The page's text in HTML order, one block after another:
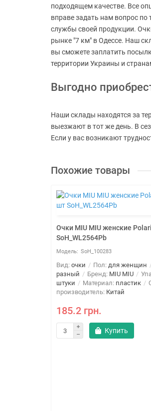
подходящем качестве. Все
вправе задать нам вопрос по
службы своей продукции.
рынке "7 км" в Одессе. Наш
вы сможете заплатить
территории Украины и
Выгодно
Наши склады находятся за
выезжают в тот же день. В
Если у вас возникают
Похожие товары
Очки MIU MIU женские
SoH_WL2564Pb
SoH_100283
Вид: очки Пол: для женщин
разный
Бренд: MIU MIU
штуки
Материал: пластик
производитель: Китай
185.2 грн.
Купить